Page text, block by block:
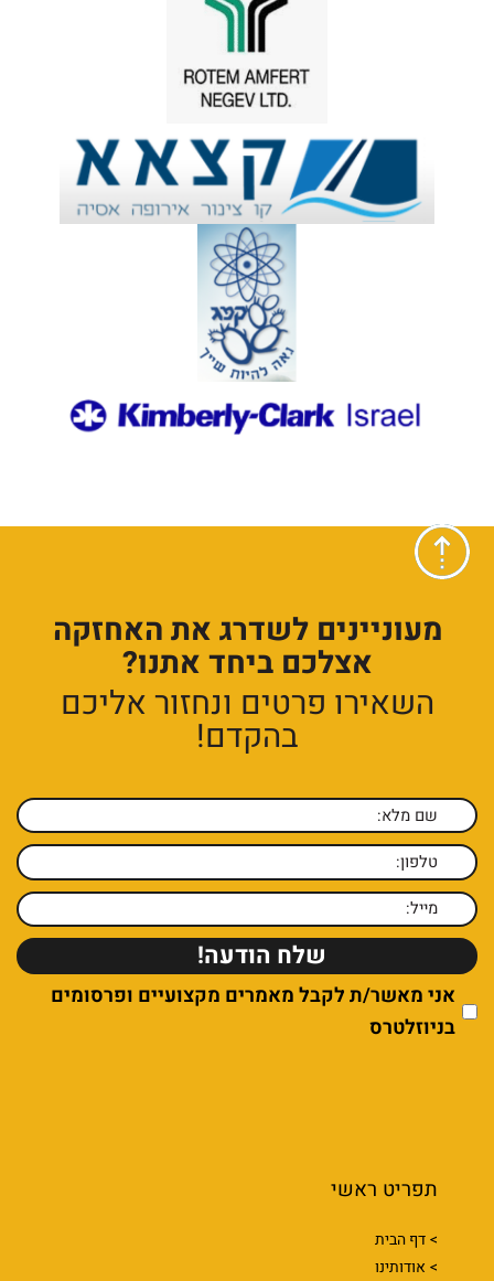
מעוניינים לשדרג את האחזקה
אצלכם ביחד אתנו?
השאירו פרטים ונחזור אליכם
בהקדם!
אני מאשר/ת לקבל מאמרים מקצועיים ופרסומים
בניוזלטרס
תפריט ראשי
דף הבית
אודותינו